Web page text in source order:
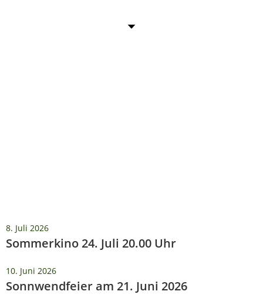
8. Juli 2026
Sommerkino 24. Juli 20.00 Uhr
10. Juni 2026
Sonnwendfeier am 21. Juni 2026